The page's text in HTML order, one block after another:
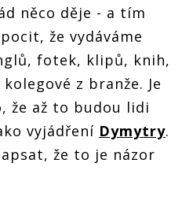
něco děje - a tím
že vydáváme
fotek, klipů, knih,
z branže. Je
že až to budou lidi
vyjádření Dymytry.
že to je názor